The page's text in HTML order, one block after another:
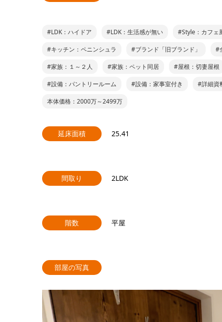
#LDK：ハイドア #LDK：生活感が無い #Style：カフェ
#キッチン：ペニンシュラ #ブランド「旧ブランド」 #
#家族：１～２人 #家族：ペット同居 #屋根：切妻屋根
#設備：パントリールーム #設備：家事室付き #詳細資
本体価格：2000万～2499万
延床面積 25.41
間取り 2LDK
階数 平屋
部屋の写真